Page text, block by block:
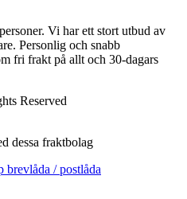
Vi har ett stort utbud av
Personlig och snabb
fri frakt på allt och 30-dagars
Reserved